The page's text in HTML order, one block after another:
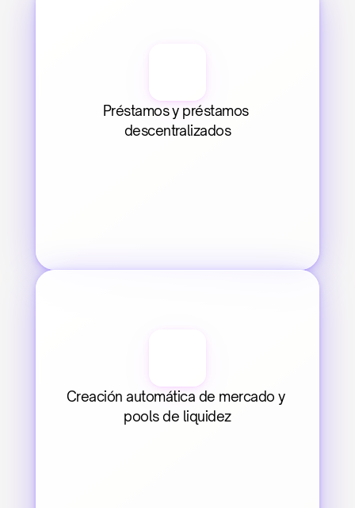
Préstamos y préstamos
descentralizados
Creación automática de mercado y
pools de liquidez